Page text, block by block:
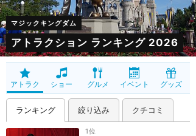
マジックキングダム
アトラクション ランキング 2026
アトラク ショー グルメ イベント グッズ
ランキング 絞り込み クチコミ
1位